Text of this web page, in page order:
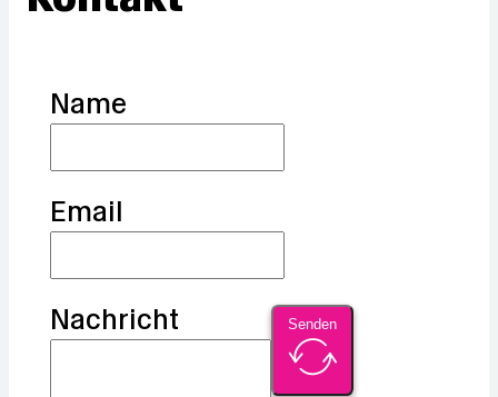
Name
Email
Nachricht Senden